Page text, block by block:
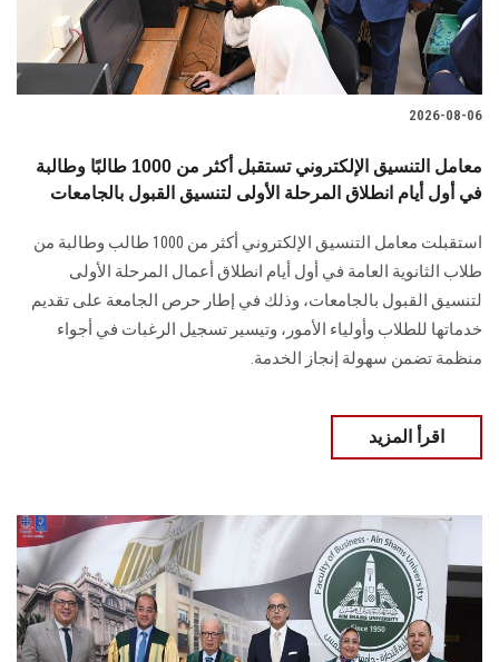
هيئة التدريس
الدراسات العليا
الموظفون
الزائـرون
سجل الان
2026-08-06
معامل التنسيق الإلكتروني تستقبل أكثر من 1000 طالبًا وطالبة
في أول أيام انطلاق المرحلة الأولى لتنسيق القبول بالجامعات
استقبلت معامل التنسيق الإلكتروني أكثر من 1000 طالب وطالبة من
طلاب الثانوية العامة في أول أيام انطلاق أعمال المرحلة الأولى
لتنسيق القبول بالجامعات، وذلك في إطار حرص الجامعة على تقديم
خدماتها للطلاب وأولياء الأمور، وتيسير تسجيل الرغبات في أجواء
منظمة تضمن سهولة إنجاز الخدمة.
اقرأ المزيد